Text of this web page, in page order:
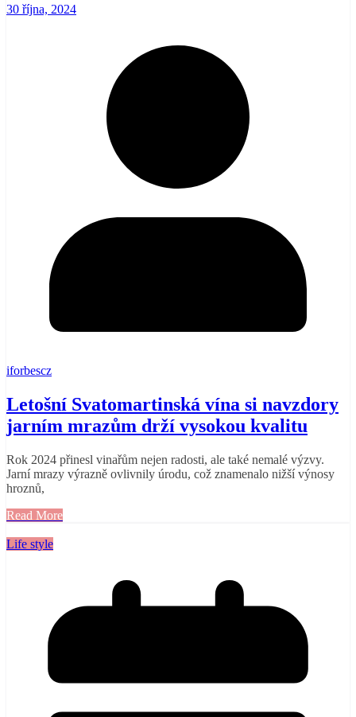
30 října, 2024
iforbescz
Letošní Svatomartinská vína si navzdory
jarním mrazům drží vysokou kvalitu
Rok 2024 přinesl vinařům nejen radosti, ale také nemalé výzvy.
Jarní mrazy výrazně ovlivnily úrodu, což znamenalo nižší výnosy
hroznů,
Read More
Life style